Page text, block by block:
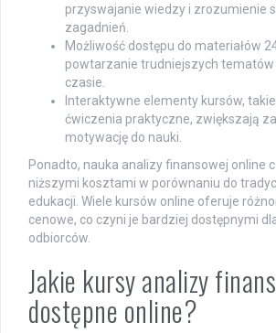
przyswajanie wiedzy i zrozumienie
zagadnień.
Możliwość dostępu do materiałów
powtarzanie trudniejszych
czasie.
Interaktywne elementy kursów,
ćwiczenia praktyczne, zwiększają
motywację do nauki.
Ponadto, nauka analizy finansowej online
niższymi kosztami w porównaniu do
edukacji. Wiele kursów online oferuje
cenowe, co czyni je bardziej dostępnymi
odbiorców.
Jakie kursy analizy
dostępne online?